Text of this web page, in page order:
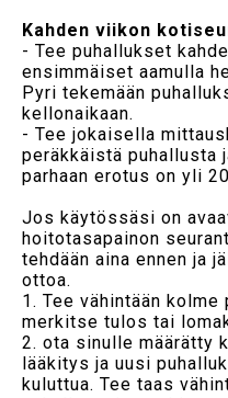
Kahden viikon
- Tee puhallukset
ensimmäiset aamulla
Pyri tekemään
kellonaikaan.
- Tee jokaisella
peräkkäistä puhallusta
parhaan erotus on yli
Jos käytössäsi on
hoitotasapainon
tehdään aina ennen ja
ottoa.
1. Tee vähintään
merkitse tulos tai
2. ota sinulle määrätty
lääkitys ja uusi
kuluttua. Tee taas